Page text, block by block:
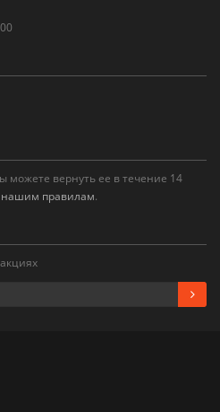
можете вернуть ее в течение 14
нашим правилам.